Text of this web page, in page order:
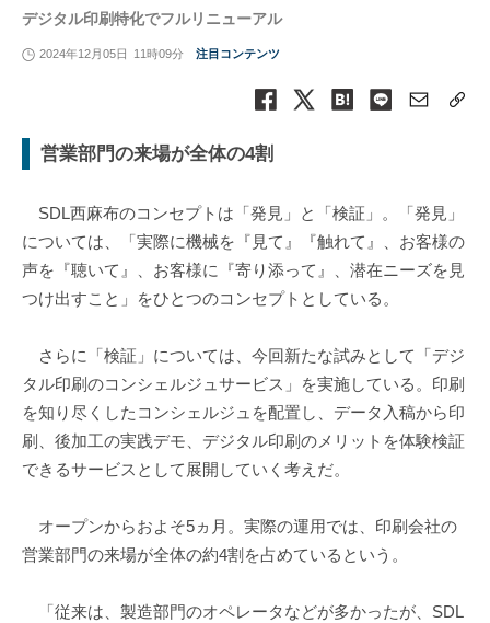
デジタル印刷特化でフルリニューアル
2024年12月05日 11時09分 注目コンテンツ
営業部門の来場が全体の4割
SDL西麻布のコンセプトは「発見」と「検証」。「発見」
については、「実際に機械を『見て』『触れて』、お客様の
声を『聴いて』、お客様に『寄り添って』、潜在ニーズを見
つけ出すこと」をひとつのコンセプトとしている。
さらに「検証」については、今回新たな試みとして「デジ
タル印刷のコンシェルジュサービス」を実施している。印刷
を知り尽くしたコンシェルジュを配置し、データ入稿から印
刷、後加工の実践デモ、デジタル印刷のメリットを体験検証
できるサービスとして展開していく考えだ。
オープンからおよそ5ヵ月。実際の運用では、印刷会社の
営業部門の来場が全体の約4割を占めているという。
「従来は、製造部門のオペレータなどが多かったが、SDL